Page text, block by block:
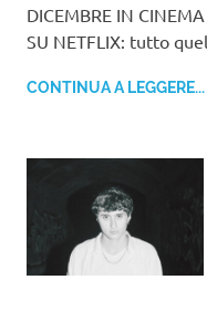
DICEMBRE IN
SU NETFLIX: tutto
CONTINUA A LEGGERE...